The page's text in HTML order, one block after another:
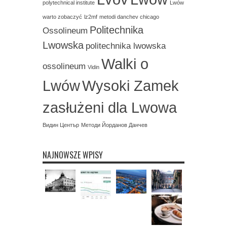
polytechnical institute Lwów
warto zobaczyć lz2mf metodi danchev chicago
Ossolineum Politechnika
Lwowska politechnika lwowska
ossolineum Vidin Walki o
LwówWysoki Zamek
zasłużeni dla Lwowa
Видин Център Методи Йорданов Данчев
NAJNOWSZE WPISY